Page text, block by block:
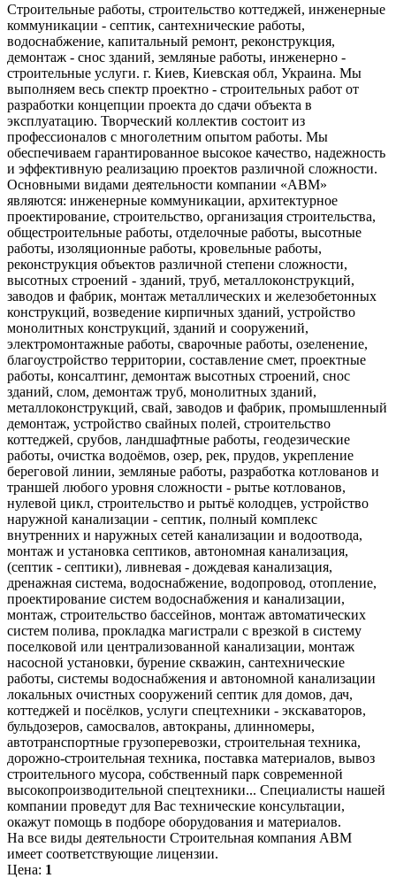
Строительные работы, строительство коттеджей, инженерные
коммуникации - септик, сантехнические работы,
водоснабжение, капитальный ремонт, реконструкция,
демонтаж - снос зданий, земляные работы, инженерно -
строительные услуги. г. Киев, Киевская обл, Украина. Мы
выполняем весь спектр проектно - строительных работ от
разработки концепции проекта до сдачи объекта в
эксплуатацию. Творческий коллектив состоит из
профессионалов с многолетним опытом работы. Мы
обеспечиваем гарантированное высокое качество, надежность
и эффективную реализацию проектов различной сложности.
Основными видами деятельности компании «АВМ»
являются: инженерные коммуникации, архитектурное
проектирование, строительство, организация строительства,
общестроительные работы, отделочные работы, высотные
работы, изоляционные работы, кровельные работы,
реконструкция объектов различной степени сложности,
высотных строений - зданий, труб, металлоконструкций,
заводов и фабрик, монтаж металлических и железобетонных
конструкций, возведение кирпичных зданий, устройство
монолитных конструкций, зданий и сооружений,
электромонтажные работы, сварочные работы, озеленение,
благоустройство территории, составление смет, проектные
работы, консалтинг, демонтаж высотных строений, снос
зданий, слом, демонтаж труб, монолитных зданий,
металлоконструкций, свай, заводов и фабрик, промышленный
демонтаж, устройство свайных полей, строительство
коттеджей, срубов, ландшафтные работы, геодезические
работы, очистка водоёмов, озер, рек, прудов, укрепление
береговой линии, земляные работы, разработка котлованов и
траншей любого уровня сложности - рытье котлованов,
нулевой цикл, строительство и рытьё колодцев, устройство
наружной канализации - септик, полный комплекс
внутренних и наружных сетей канализации и водоотвода,
монтаж и установка септиков, автономная канализация,
(септик - септики), ливневая - дождевая канализация,
дренажная система, водоснабжение, водопровод, отопление,
проектирование систем водоснабжения и канализации,
монтаж, строительство бассейнов, монтаж автоматических
систем полива, прокладка магистрали с врезкой в систему
поселковой или централизованной канализации, монтаж
насосной установки, бурение скважин, сантехнические
работы, системы водоснабжения и автономной канализации
локальных очистных сооружений септик для домов, дач,
коттеджей и посёлков, услуги спецтехники - экскаваторов,
бульдозеров, самосвалов, автокраны, длинномеры,
автотранспортные грузоперевозки, строительная техника,
дорожно-строительная техника, поставка материалов, вывоз
строительного мусора, собственный парк современной
высокопроизводительной спецтехники... Специалисты нашей
компании проведут для Вас технические консультации,
окажут помощь в подборе оборудования и материалов.
На все виды деятельности Строительная компания АВМ
имеет соответствующие лицензии.
Цена: 1